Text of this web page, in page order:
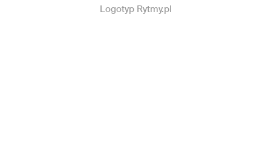
Logotyp Rytmy.pl